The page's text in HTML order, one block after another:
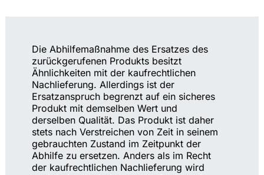
Die Abhilfemaßnahme des Ersatzes des
zurückgerufenen Produkts besitzt
Ähnlichkeiten mit der kaufrechtlichen
Nachlieferung. Allerdings ist der
Ersatzanspruch begrenzt auf ein sicheres
Produkt mit demselben Wert und
derselben Qualität. Das Produkt ist daher
stets nach Verstreichen von Zeit in seinem
gebrauchten Zustand im Zeitpunkt der
Abhilfe zu ersetzen. Anders als im Recht
der kaufrechtlichen Nachlieferung wird